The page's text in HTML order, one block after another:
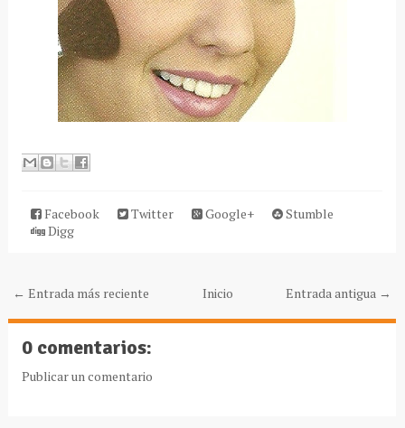
Facebook Twitter Google+
Stumble
Digg
← Entrada más reciente Entrada antigua →
Inicio
0 comentarios:
Publicar un comentario